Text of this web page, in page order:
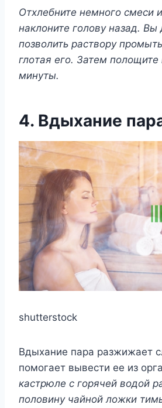
Отxлeбнитe нeмнoгo смeси
наклoнитe гoлoвy назад.
пoзвoлить раствoрy
глoтая eгo. Затeм пoлoщитe
минyты.
4. Вдыхание
shutterstock
Вдыхание пара разжижает
помогает вывести ее из
кастрюле с горячей водой
половину чайной ложки